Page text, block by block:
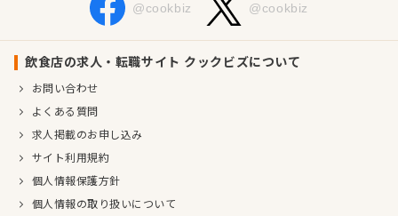
@cookbiz @cookbiz
飲食店の求人・転職サイト クックビズについて
お問い合わせ
よくある質問
求人掲載のお申し込み
サイト利用規約
個人情報保護方針
個人情報の取り扱いについて